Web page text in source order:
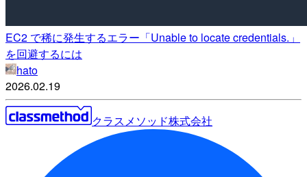
EC2 で稀に発生するエラー「Unable to locate credentials.」
を回避するには
hato
2026.02.19
クラスメソッド株式会社